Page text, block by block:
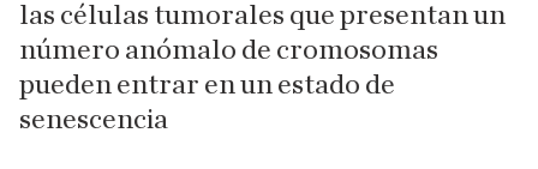
las células tumorales que presentan un
número anómalo de cromosomas
pueden entrar en un estado de
senescencia